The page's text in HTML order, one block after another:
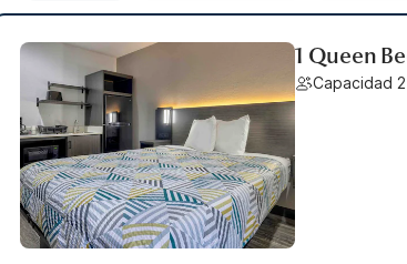
1 Queen
Capacidad 2